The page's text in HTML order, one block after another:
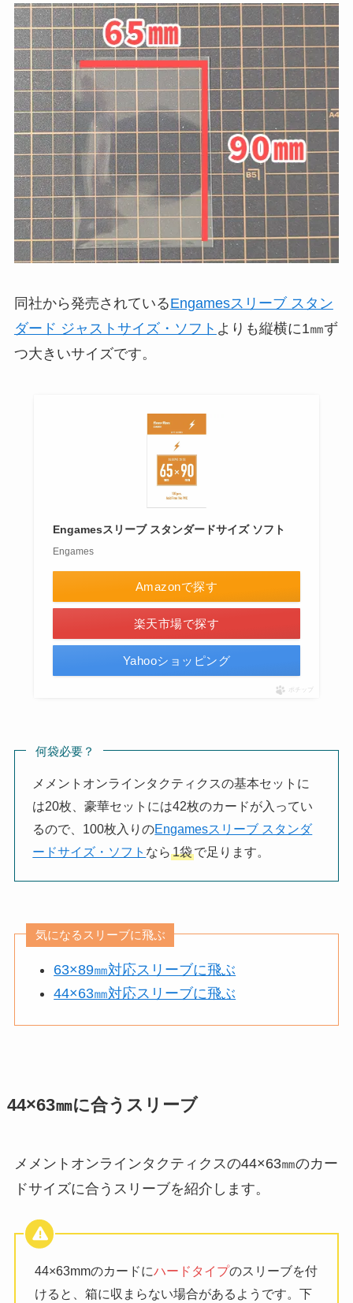
同社から発売されているEngamesスリーブ スタン
ダード ジャストサイズ・ソフト よりも縦横に1㎜ず
つ大きいサイズです。
Engamesスリーブ スタンダードサイズ ソフト
Engames
Amazonで探す
楽天市場で探す
Yahooショッピング
ポチップ
何袋必要？
メメントオンラインタクティクスの基本セットに
は20枚、豪華セットには42枚のカードが入ってい
るので、100枚入りのEngamesスリーブ スタンダ
ードサイズ・ソフト なら1袋で足ります。
気になるスリーブに飛ぶ
63×89㎜対応スリーブに飛ぶ
44×63㎜対応スリーブに飛ぶ
44×63㎜に合うスリーブ
メメントオンラインタクティクスの44×63㎜のカー
ドサイズに合うスリーブを紹介します。
44×63mmのカードにハードタイプのスリーブを付
けると、箱に収まらない場合があるようです。下